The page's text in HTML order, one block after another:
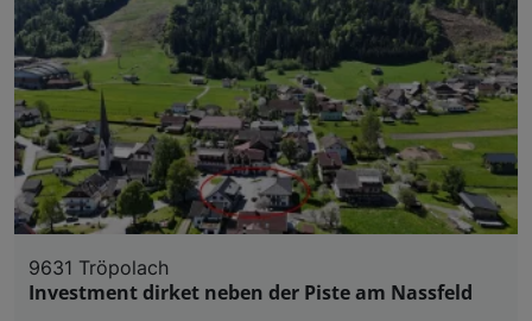
9631 Tröpolach
Investment dirket neben der Piste am Nassfeld